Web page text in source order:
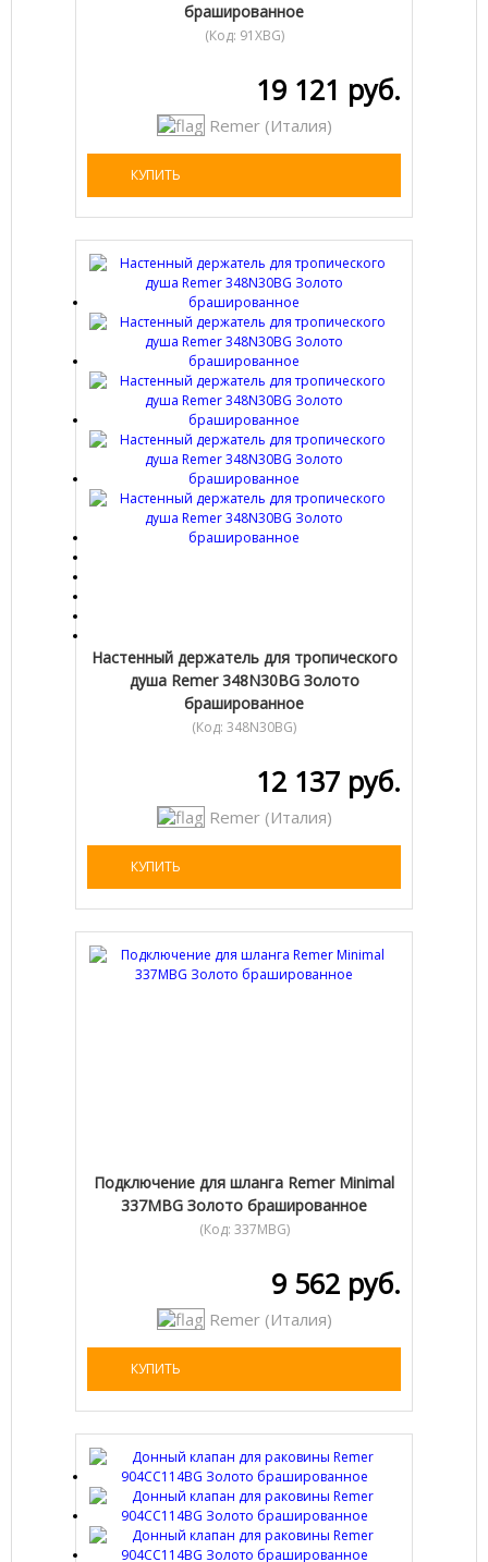
брашированное
(Код: 91XBG)
19 121 руб.
Remer (Италия)
КУПИТЬ
Настенный держатель для тропического
душа Remer 348N30BG Золото
брашированное
(Код: 348N30BG)
12 137 руб.
Remer (Италия)
КУПИТЬ
Подключение для шланга Remer Minimal
337MBG Золото брашированное
(Код: 337MBG)
9 562 руб.
Remer (Италия)
КУПИТЬ